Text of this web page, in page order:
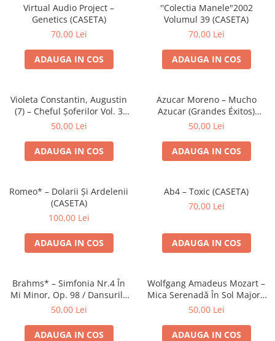
Viniluri Românești
Colecția Electrecord
Virtual Audio Project –
Genetics (CASETA)
70,00 Lei
ADAUGA IN COS
''Colectia Manele"2002
Volumul 39 (CASETA)
70,00 Lei
ADAUGA IN COS
Violeta Constantin, Augustin
(7) – Cheful Șoferilor Vol. 3
(CASETA)
50,00 Lei
ADAUGA IN COS
Azucar Moreno – Mucho
Azucar (Grandes Éxitos)
(CASETA)
50,00 Lei
ADAUGA IN COS
Romeo* – Dolarii Și Ardelenii
(CASETA)
100,00 Lei
ADAUGA IN COS
Ab4 – Toxic (CASETA)
70,00 Lei
ADAUGA IN COS
Brahms* – Simfonia Nr.4 În
Mi Minor, Op. 98 / Dansurile
Ungare Nr. 5 Și 6 (CASETA)
50,00 Lei
ADAUGA IN COS
Wolfgang Amadeus Mozart –
Mica Serenadă În Sol Major /
O Glumă Muzicală (CASETA)
50,00 Lei
ADAUGA IN COS